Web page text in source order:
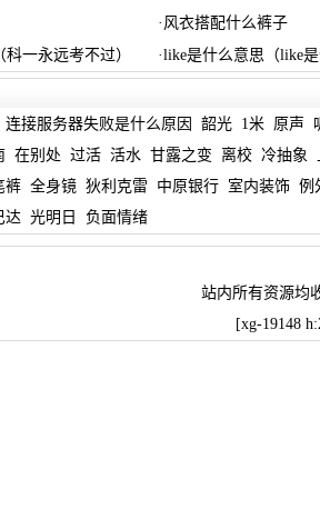
· 风衣搭配什么裤子
一永远考不过） ·like是什么意思（like
连接服务器失败是什么原因 韶光 1米 原声
在别处 过活 活水 甘露之变 离校 冷抽象
裤 全身镜 狄利克雷 中原银行 室内装饰 例
达 光明日 负面情绪
站内所有资源均
[xg-19148